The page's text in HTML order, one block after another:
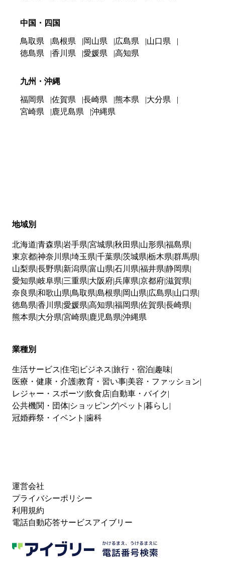
中国・四国
鳥取県 島根県 岡山県 広島県
山口県
徳島県
香川県 愛媛県 高知県
九州・沖縄
福岡県 佐賀県 長崎県 熊本県
大分県
宮崎県
鹿児島県 沖縄県
地域別
北海道 青森県 岩手県 宮城県 秋田県 山形県 福島県
東京都神奈川県 埼玉県 千葉県 茨城県 栃木県 群馬県
山梨県 長野県 新潟県 富山県 石川県 福井県 静岡県
愛知県 岐阜県 三重県 大阪府兵庫県 京都府滋賀県
奈良県 和歌山県 鳥取県 島根県 岡山県 広島県 山口県
徳島県 香川県 愛媛県 高知県 福岡県 佐賀県 長崎県
熊本県 大分県 宮崎県 鹿児島県 沖縄県
業種別
生活サービス 住宅 ビジネス 旅行・宿泊 趣味
医療・健康・介護教育・習い事 美容・ファッション
レジャー・スポーツ 飲食店 自動車・バイク
公共機関・団体 ショッピングペット 暮らし
冠婚葬祭・イベント 歯科
運営会社
プライバシーポリシー
利用規約
電話自動応答サービスアイブリー